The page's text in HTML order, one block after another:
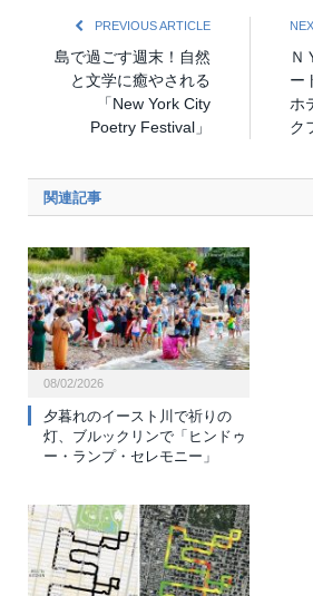
PREVIOUS ARTICLE
島で過ごす週末！自然
と文学に癒やされる
「New York City
Poetry Festival」
Ｎ
ー
ホ
ク
関連記事
08/02/2026
夕暮れのイースト川で祈りの
灯、ブルックリンで「ヒンドゥ
ー・ランプ・セレモニー」